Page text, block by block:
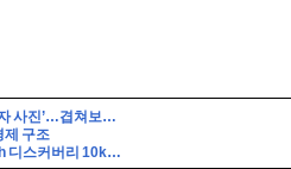
정청래만 사라진 ‘이재명·이희자 사진’…겹쳐보니 같은 원본
제 구조
일산 시티런, 시포레 런&핏 with 디스커버리 10km 달리기